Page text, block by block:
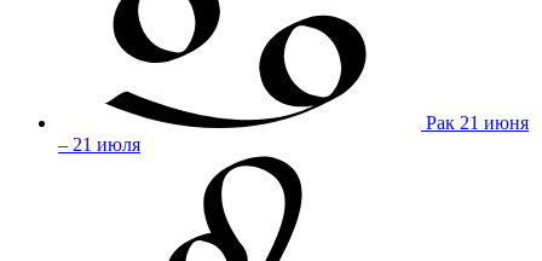
Рак 21 июня
– 21 июля